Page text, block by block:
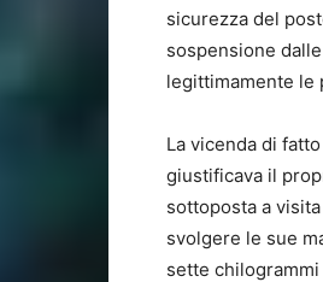
sicurezza del
sospensione
legittimamente le
La vicenda di
giustificava il
sottoposta a
svolgere le sue
sette